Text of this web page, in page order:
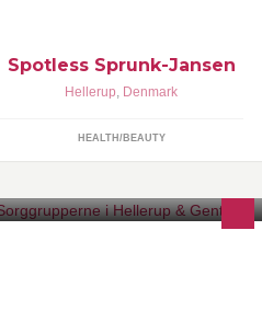
Spotless Sprunk-Jansen
Hellerup, Denmark
HEALTH/BEAUTY